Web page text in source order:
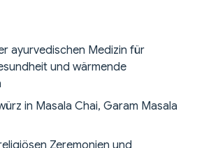
ayurvedischen Medizin für
und wärmende
in Masala Chai, Garam Masala